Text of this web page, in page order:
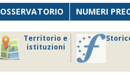
OSSERVATORIO NUMERI
Territorio e
istituzioni